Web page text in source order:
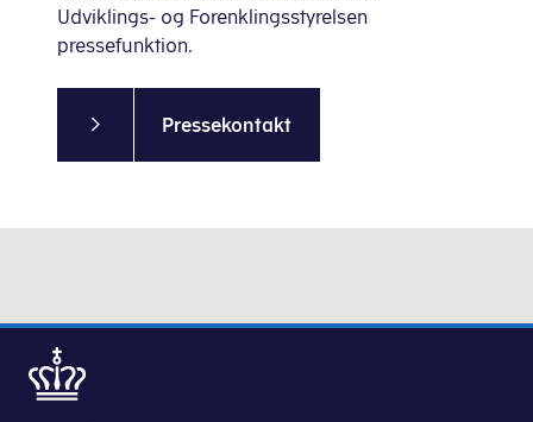
Udviklings- og Forenklingsstyrelsen
pressefunktion.
Pressekontakt